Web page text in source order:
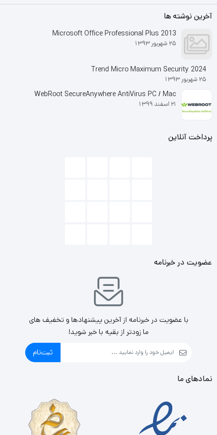
آخرین نوشته ها
Microsoft Office Professional Plus 2013
25 شهریور 1393
Trend Micro Maximum Security 2024
25 شهریور 1393
WebRoot SecureAnywhere AntiVirus PC / Mac
21 اسفند 1399
پرداخت آنلاین
عضویت در خبرنامه
با عضویت در خبرنامه از آخرین پیشنهادها و تخفیف های
ما زودتر از بقیه با خبر شوید!
ثبت‌نام
نمادهای ما